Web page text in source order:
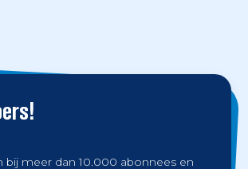
bij meer dan 10.000 abonnees en